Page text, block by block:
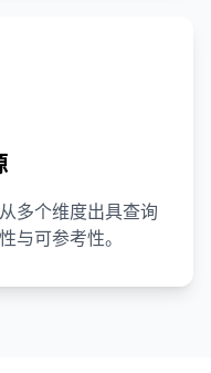
多个维度出具查询
与可参考性。